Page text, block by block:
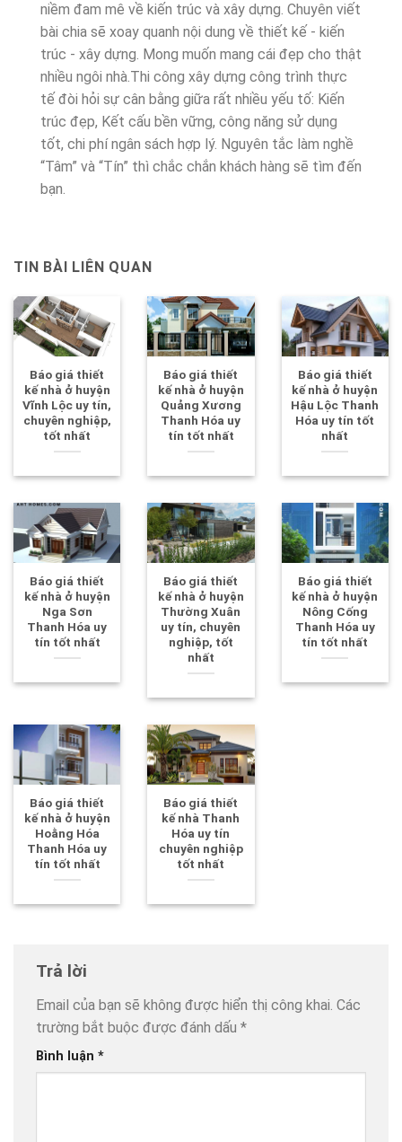
niềm đam mê về kiến trúc và xây dựng. Chuyên viết
bài chia sẽ xoay quanh nội dung về thiết kế - kiến
trúc - xây dựng. Mong muốn mang cái đẹp cho thật
nhiều ngôi nhà.Thi công xây dựng công trình thực
tế đòi hỏi sự cân bằng giữa rất nhiều yếu tố: Kiến
trúc đẹp, Kết cấu bền vững, công năng sử dụng
tốt, chi phí ngân sách hợp lý. Nguyên tắc làm nghề
“Tâm” và “Tín” thì chắc chắn khách hàng sẽ tìm đến
bạn.
TIN BÀI LIÊN QUAN
Báo giá thiết
kế nhà ở huyện
Vĩnh Lộc uy tín,
chuyên nghiệp,
tốt nhất
Báo giá thiết
kế nhà ở huyện
Quảng Xương
Thanh Hóa uy
tín tốt nhất
Báo giá thiết
kế nhà ở huyện
Hậu Lộc Thanh
Hóa uy tín tốt
nhất
Báo giá thiết
kế nhà ở huyện
Nga Sơn
Thanh Hóa uy
tín tốt nhất
Báo giá thiết
kế nhà ở huyện
Thường Xuân
uy tín, chuyên
nghiệp, tốt
nhất
Báo giá thiết
kế nhà ở huyện
Nông Cống
Thanh Hóa uy
tín tốt nhất
Báo giá thiết
kế nhà ở huyện
Hoằng Hóa
Thanh Hóa uy
tín tốt nhất
Báo giá thiết
kế nhà Thanh
Hóa uy tín
chuyên nghiệp
tốt nhất
Trả lời
Email của bạn sẽ không được hiển thị công khai. Các
trường bắt buộc được đánh dấu *
Bình luận *